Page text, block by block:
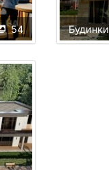
54 Будинки